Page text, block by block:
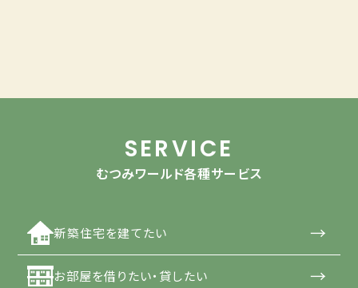
SERVICE
むつみワールド各種サービス
新築住宅を建てたい →
お部屋を借りたい・貸したい →